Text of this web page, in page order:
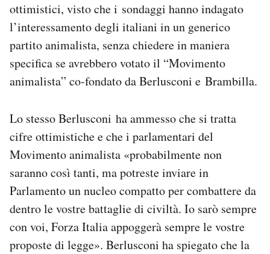
ottimistici, visto che i sondaggi hanno indagato
l’interessamento degli italiani in un generico
partito animalista, senza chiedere in maniera
specifica se avrebbero votato il “Movimento
animalista” co-fondato da Berlusconi e Brambilla.
Lo stesso Berlusconi ha ammesso che si tratta
cifre ottimistiche e che i parlamentari del
Movimento animalista «probabilmente non
saranno così tanti, ma potreste inviare in
Parlamento un nucleo compatto per combattere da
dentro le vostre battaglie di civiltà. Io sarò sempre
con voi, Forza Italia appoggerà sempre le vostre
proposte di legge». Berlusconi ha spiegato che la